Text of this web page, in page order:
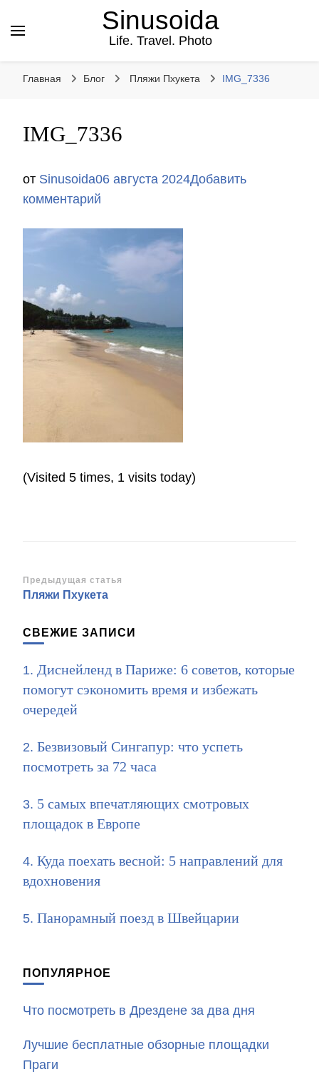
Sinusoida
Life. Travel. Photo
Главная Блог Пляжи Пхукета IMG_7336
IMG_7336
от Sinusoida06 августа 2024Добавить
комментарий
IMG_7336
(Visited 5 times, 1 visits today)
Навигация
по
записям
Предыдущая статья
Пляжи Пхукета
СВЕЖИЕ ЗАПИСИ
Диснейленд в Париже: 6 советов, которые
помогут сэкономить время и избежать
очередей
Безвизовый Сингапур: что успеть
посмотреть за 72 часа
5 самых впечатляющих смотровых
площадок в Европе
Куда поехать весной: 5 направлений для
вдохновения
Панорамный поезд в Швейцарии
ПОПУЛЯРНОЕ
Что посмотреть в Дрездене за два дня
Лучшие бесплатные обзорные площадки
Праги